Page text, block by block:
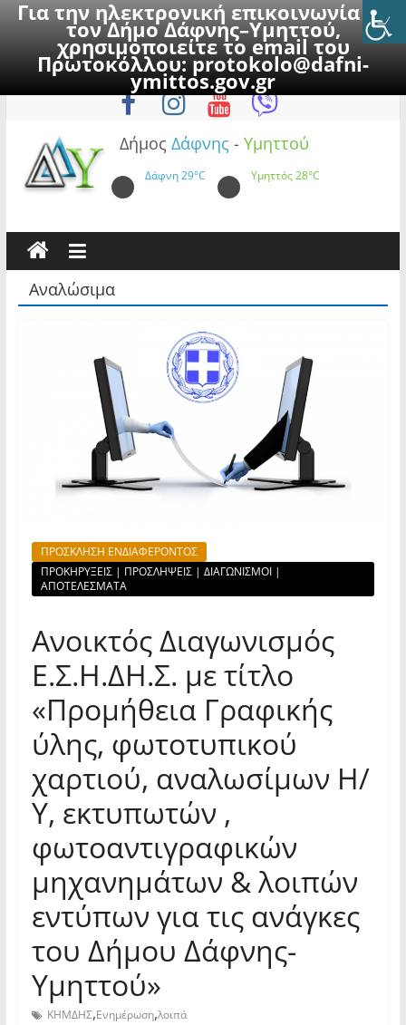
Για την ηλεκτρονική επικοινωνία με
τον Δήμο Δάφνης–Υμηττού,
χρησιμοποιείτε το email του
Πρωτοκόλλου:protokolo@dafni-
ymittos.gov.gr
to
Παρασκευή, 7 Αυγούστου 2026
Δήμος Δάφνης - Υμηττού
Δάφνη29°C Υμηττός28°C
Αναλώσιμα
ΠΡΟΣΚΛΗΣΗ ΕΝΔΙΑΦΕΡΟΝΤΟΣ
ΠΡΟΚΗΡΥΞΕΙΣ | ΠΡΟΣΛΗΨΕΙΣ | ΔΙΑΓΩΝΙΣΜΟΙ |
ΑΠΟΤΕΛΕΣΜΑΤΑ
Ανοικτός Διαγωνισμός
Ε.Σ.Η.ΔΗ.Σ. με τίτλο
«Προμήθεια Γραφικής
ύλης, φωτοτυπικού
χαρτιού, αναλωσίμων Η/
Υ, εκτυπωτών ,
φωτοαντιγραφικών
μηχανημάτων & λοιπών
εντύπων για τις ανάγκες
του Δήμου Δάφνης-
Υμηττού»
ΚΗΜΔΗΣ,Ενημέρωση,λοιπά